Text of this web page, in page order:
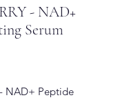
- NAD+
Serum
NAD+ Peptide